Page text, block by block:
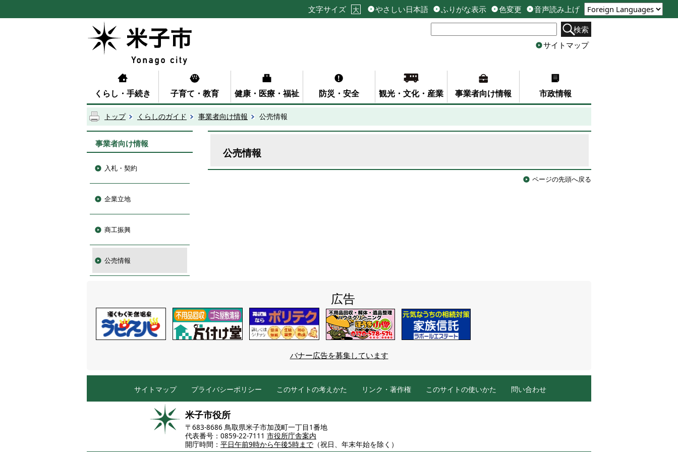
文字サイズ 大 やさしい日本語 ふりがな表示 色変更
音声読み上げ
検索
サイトマップ
くらし・手続き 子育て・教育 健康・医療・福祉 防災・安全 観光・文化・産業 事業者向け情報 市政情報
トップ くらしのガイド 事業者向け情報 公売情報
事業者向け情報
入札・契約
企業立地
商工振興
公売情報
公売情報
ページの先頭へ戻る
広告
バナー広告を募集しています
サイトマップ プライバシーポリシー このサイトの考えかた リンク・著作権 このサイトの使いかた 問い合わせ
米子市役所
〒683-8686 鳥取県米子市加茂町一丁目1番地
代表番号：0859-22-7111 市役所庁舎案内
開庁時間： 平日午前9時から午後5時まで （祝日、年末年始を除く）